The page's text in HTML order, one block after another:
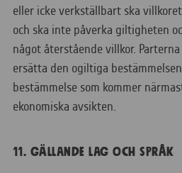
eller icke verkställbart ska
och ska inte påverka giltigheten
något återstående villkor.
ersätta den ogiltiga
bestämmelse som kommer
ekonomiska avsikten.
11. GÄLLANDE LAG OCH SPRÅK